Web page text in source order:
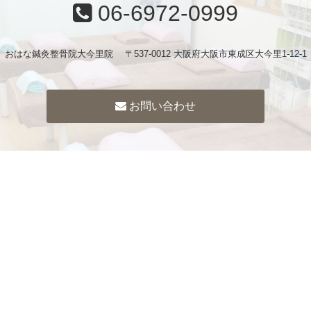
06-6972-0999
おはな鍼灸整骨院大今里院 〒537-0012 大阪府大阪市東成区大今里1-12-1
お問い合わせ